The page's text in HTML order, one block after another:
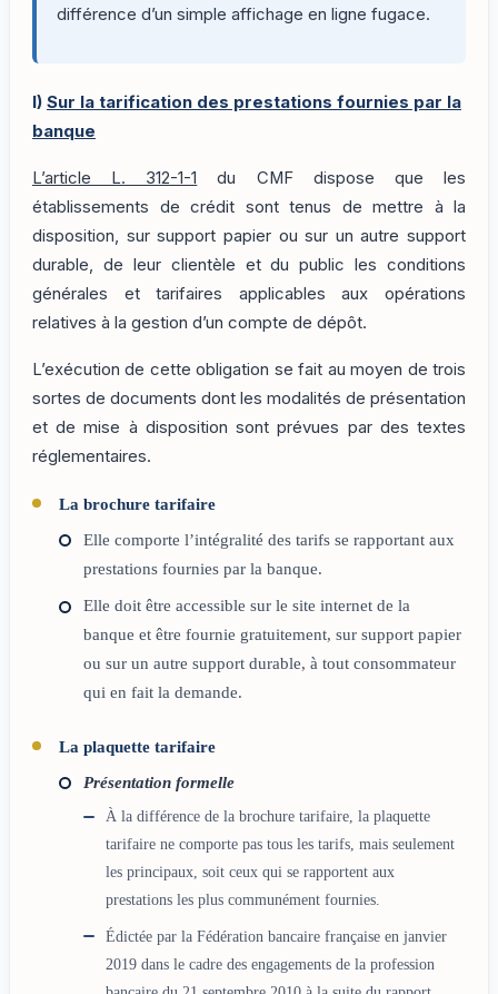
différence d’un simple affichage en ligne fugace.
I) Sur la tarification des prestations fournies par la
banque
L’article L. 312-1-1 du CMF dispose que les
établissements de crédit sont tenus de mettre à la
disposition, sur support papier ou sur un autre support
durable, de leur clientèle et du public les conditions
générales et tarifaires applicables aux opérations
relatives à la gestion d’un compte de dépôt.
L’exécution de cette obligation se fait au moyen de trois
sortes de documents dont les modalités de présentation
et de mise à disposition sont prévues par des textes
réglementaires.
La brochure tarifaire
Elle comporte l’intégralité des tarifs se rapportant aux
prestations fournies par la banque.
Elle doit être accessible sur le site internet de la
banque et être fournie gratuitement, sur support papier
ou sur un autre support durable, à tout consommateur
qui en fait la demande.
La plaquette tarifaire
Présentation formelle
À la différence de la brochure tarifaire, la plaquette
tarifaire ne comporte pas tous les tarifs, mais seulement
les principaux, soit ceux qui se rapportent aux
prestations les plus communément fournies.
Édictée par la Fédération bancaire française en janvier
2019 dans le cadre des engagements de la profession